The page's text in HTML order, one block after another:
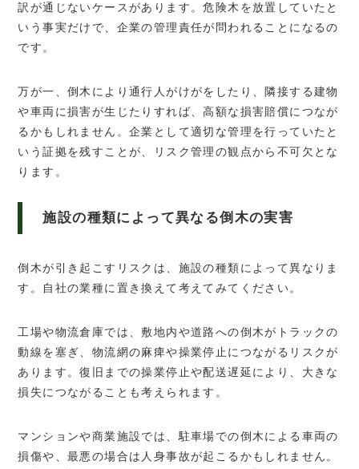
訳が通じないケースがあります。危険木を放置していたと
いう事実だけで、企業の管理責任が問われることになるの
です。
万が一、倒木により通行人がけがをしたり、隣接する建物
や車両に損害が生じたりすれば、高額な損害賠償につなが
るかもしれません。企業として適切な管理を行っていたと
いう証拠を残すことが、リスク管理の観点から不可欠とな
ります。
施設の種類によって異なる倒木の実害
倒木が引き起こすリスクは、施設の種類によって異なりま
す。自社の業種に置き換えて考えてみてください。
工場や物流倉庫では、敷地内や道路への倒木がトラックの
動線を塞ぎ、物流網の麻痺や操業停止につながるリスクが
あります。復旧までの操業停止や配送遅延により、大きな
損失につながることも考えられます。
マンションや商業施設では、駐車場での倒木による車両の
損傷や、最悪の場合は人身事故が起こるかもしれません。